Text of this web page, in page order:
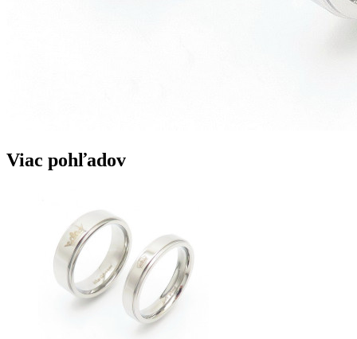
Viac pohľadov